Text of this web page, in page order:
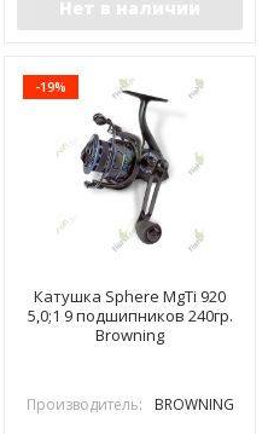
Нет в наличии
-19%
Катушка Sphere MgTi 920
5,0;1 9 подшипников 240гр.
Browning
Производитель: BROWNING